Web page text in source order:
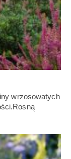
wrzosowatych